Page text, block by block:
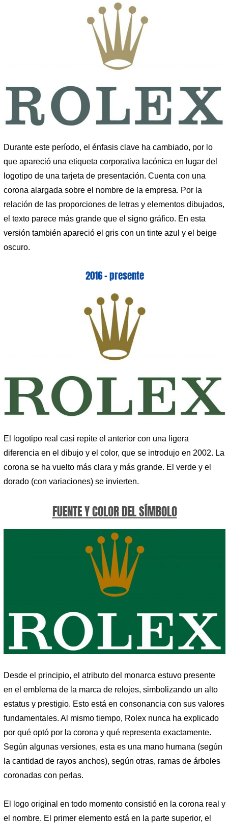
Durante este período, el énfasis clave ha cambiado, por lo
que apareció una etiqueta corporativa lacónica en lugar del
logotipo de una tarjeta de presentación. Cuenta con una
corona alargada sobre el nombre de la empresa. Por la
relación de las proporciones de letras y elementos dibujados,
el texto parece más grande que el signo gráfico. En esta
versión también apareció el gris con un tinte azul y el beige
oscuro.
2016 – presente
El logotipo real casi repite el anterior con una ligera
diferencia en el dibujo y el color, que se introdujo en 2002. La
corona se ha vuelto más clara y más grande. El verde y el
dorado (con variaciones) se invierten.
FUENTE Y COLOR DEL SÍMBOLO
Desde el principio, el atributo del monarca estuvo presente
en el emblema de la marca de relojes, simbolizando un alto
estatus y prestigio. Esto está en consonancia con sus valores
fundamentales. Al mismo tiempo, Rolex nunca ha explicado
por qué optó por la corona y qué representa exactamente.
Según algunas versiones, esta es una mano humana (según
la cantidad de rayos anchos), según otras, ramas de árboles
coronadas con perlas.
El logo original en todo momento consistió en la corona real y
el nombre. El primer elemento está en la parte superior, el